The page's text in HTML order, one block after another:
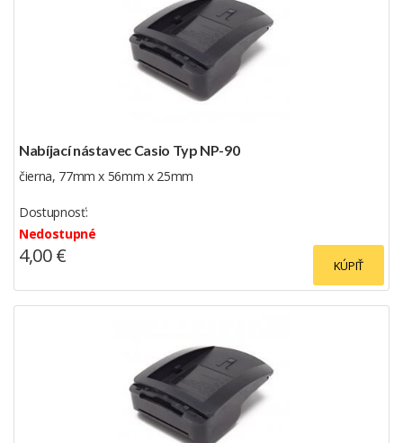
Nabíjací nástavec Casio Typ NP-90
čierna, 77mm x 56mm x 25mm
Dostupnosť:
Nedostupné
KÚPIŤ
4,00 €